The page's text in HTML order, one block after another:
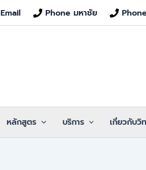
Email Phone มหาชัย
หลักสูตร บริการ เกี่ยวกับวิ